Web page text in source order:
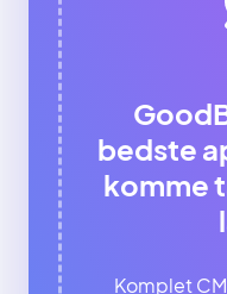
bedste
komme
Komplet